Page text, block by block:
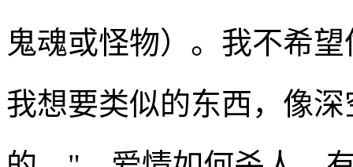
鬼魂或怪物）。我不希
我想要类似的东西，像